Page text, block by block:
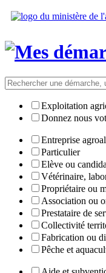
Exploitation
Donnez nous
Entreprise
Particulier
Elève ou
Vétérinaire,
Propriétaire ou
Association ou
Prestataire de
Collectivité
Fabrication ou
Pêche et